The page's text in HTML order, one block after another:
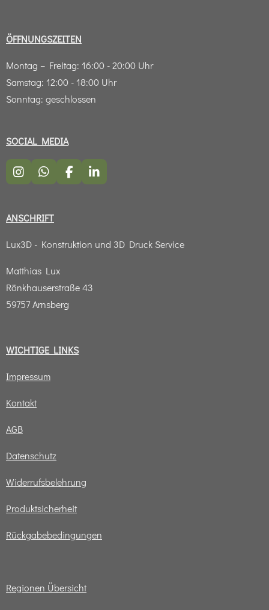
ÖFFNUNGSZEITEN
Montag – Freitag: 16:00 - 20:00 Uhr
Samstag: 12:00 - 18:00 Uhr
Sonntag: geschlossen
SOCIAL MEDIA
I
n
a
r
m
W
h
s
p
F
a
o
L
i
I
ANSCHRIFT
Lux3D - Konstruktion und 3D Druck Service
Matthias Lux
Rönkhauserstraße 43
59757 Arnsberg
WICHTIGE LINKS
Impressum
Kontakt
AGB
Datenschutz
Widerrufsbelehrung
Produktsicherheit
Rückgabebedingungen
Regionen Übersicht